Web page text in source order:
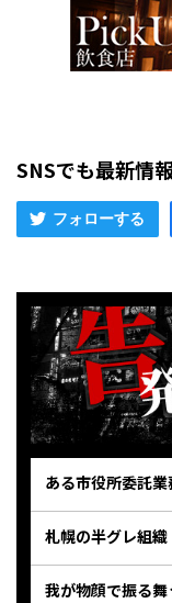
SNSでも最新情
ある市役所委託
札幌の半グレ組織
我が物顔で振る